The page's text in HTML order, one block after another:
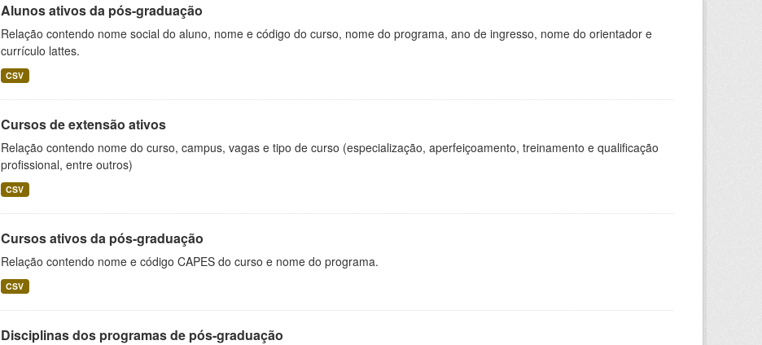
Alunos ativos da pós-graduação
Relação contendo nome social do aluno, nome e código do curso, nome do programa, ano de ingresso, nome do orientador e
currículo lattes.
CSV
Cursos de extensão ativos
Relação contendo nome do curso, campus, vagas e tipo de curso (especialização, aperfeiçoamento, treinamento e qualificação
profissional, entre outros)
CSV
Cursos ativos da pós-graduação
Relação contendo nome e código CAPES do curso e nome do programa.
CSV
Disciplinas dos programas de pós-graduação